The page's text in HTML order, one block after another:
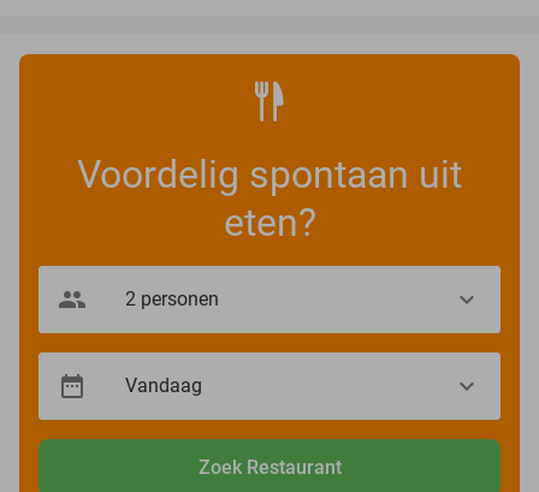
Voordelig spontaan uit
eten?
Zoek Restaurant